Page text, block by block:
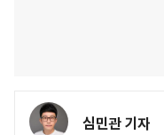
심민관 기자